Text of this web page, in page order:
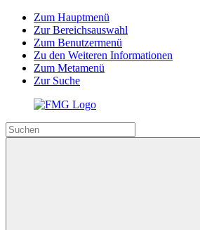
Zum Hauptmenü
Zur Bereichsauswahl
Zum Benutzermenü
Zu den Weiteren Informationen
Zum Metamenü
Zur Suche